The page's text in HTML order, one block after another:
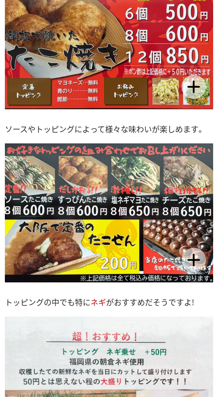
ソースやトッピングによって様々な味わいが楽しめます。
トッピングの中でも特にネギがおすすめだそうですよ!